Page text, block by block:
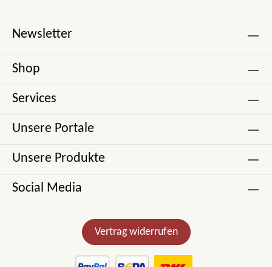
Newsletter
Shop
Services
Unsere Portale
Unsere Produkte
Social Media
Vertrag widerrufen